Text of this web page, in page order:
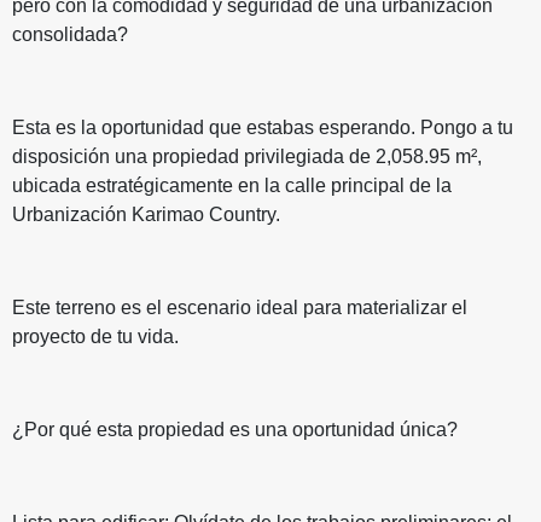
pero con la comodidad y seguridad de una urbanización
consolidada?
Esta es la oportunidad que estabas esperando. Pongo a tu
disposición una propiedad privilegiada de 2,058.95 m²,
ubicada estratégicamente en la calle principal de la
Urbanización Karimao Country.
Este terreno es el escenario ideal para materializar el
proyecto de tu vida.
¿Por qué esta propiedad es una oportunidad única?